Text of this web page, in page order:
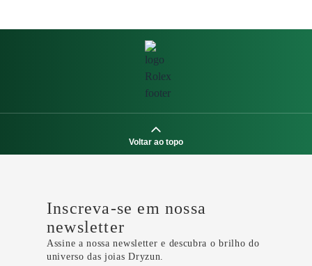
Voltar ao topo
Inscreva-se em nossa
newsletter
Assine a nossa newsletter e descubra o brilho do
universo das joias Dryzun.